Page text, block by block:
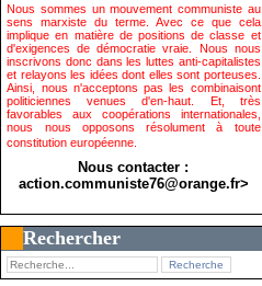
Nous sommes un mouvement communiste au
sens marxiste du terme. Avec ce que cela
implique en matière de positions de classe et
d'exigences de démocratie vraie. Nous nous
inscrivons donc dans les luttes anti-capitalistes
et relayons les idées dont elles sont porteuses.
Ainsi, nous n'acceptons pas les combinaisont
politiciennes venues d'en-haut. Et, très
favorables aux coopérations internationales,
nous nous opposons résolument à toute
constitution européenne.
Nous contacter :
action.communiste76@orange.fr>
Rechercher